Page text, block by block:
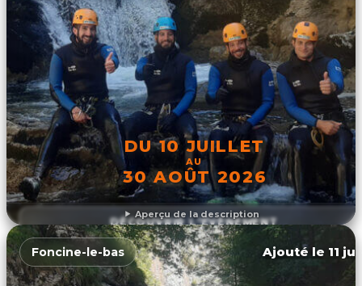
Aperçu de la description
DU 10 JUILLET
AU
30 AOÛT 2026
DÉCOUVRIR L'ÉVÉNEMENT
Foncine-le-bas Ajouté le 11